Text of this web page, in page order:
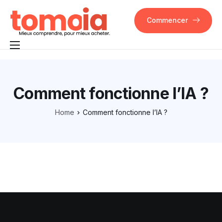
FAQ
Commencer
Comment fonctionne l’IA ?
Home Comment fonctionne l’IA ?